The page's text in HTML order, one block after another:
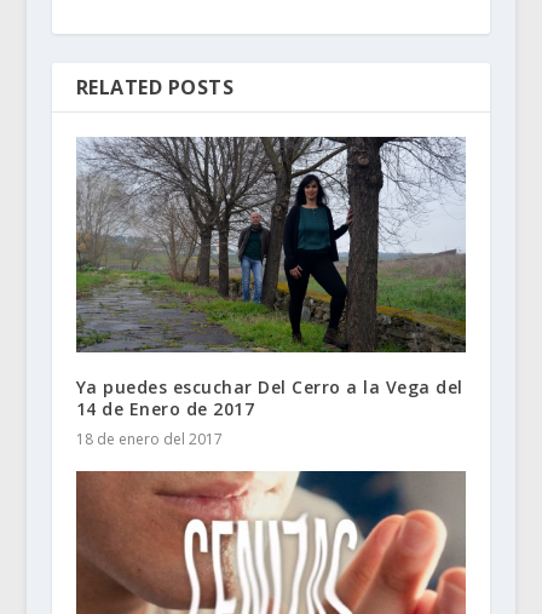
RELATED POSTS
Ya puedes escuchar Del Cerro a la Vega del
14 de Enero de 2017
18 de enero del 2017